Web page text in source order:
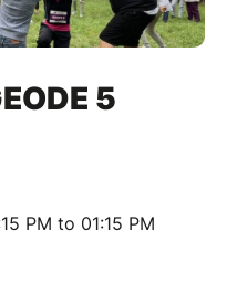
5
PM to 01:15 PM